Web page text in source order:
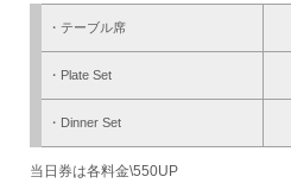
・テーブル席
・Plate Set
・Dinner Set
当日券は各料金\550UP